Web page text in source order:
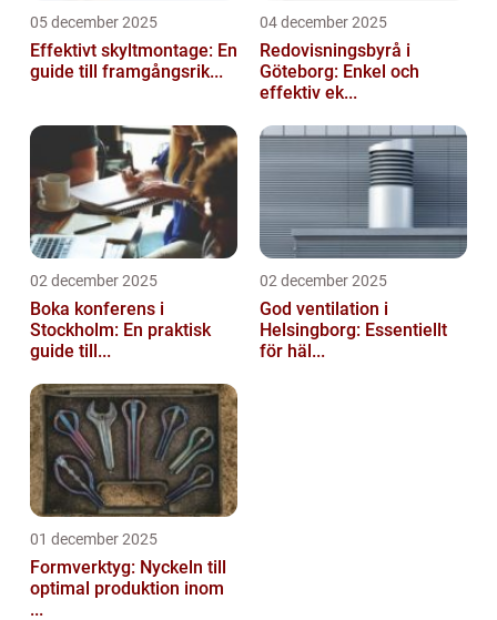
05 december 2025
Effektivt skyltmontage: En
guide till framgångsrik...
04 december 2025
Redovisningsbyrå i
Göteborg: Enkel och
effektiv ek...
02 december 2025
Boka konferens i
Stockholm: En praktisk
guide till...
02 december 2025
God ventilation i
Helsingborg: Essentiellt
för häl...
01 december 2025
Formverktyg: Nyckeln till
optimal produktion inom
...